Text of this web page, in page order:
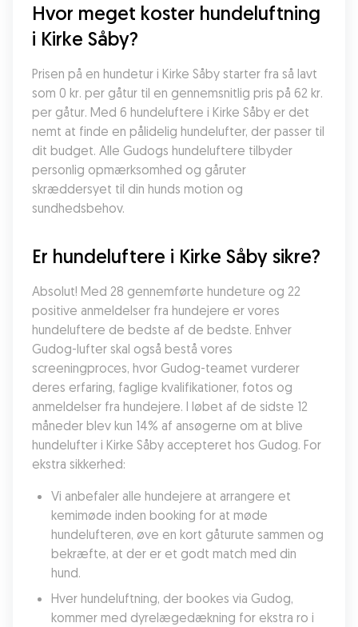
Hvor meget koster hundeluftning
i Kirke Såby?
Prisen på en hundetur i Kirke Såby starter fra så lavt
som 0 kr. per gåtur til en gennemsnitlig pris på 62 kr.
per gåtur. Med 6 hundeluftere i Kirke Såby er det
nemt at finde en pålidelig hundelufter, der passer til
dit budget. Alle Gudogs hundeluftere tilbyder
personlig opmærksomhed og gåruter
skræddersyet til din hunds motion og
sundhedsbehov.
Er hundeluftere i Kirke Såby sikre?
Absolut! Med 28 gennemførte hundeture og 22
positive anmeldelser fra hundejere er vores
hundeluftere de bedste af de bedste. Enhver
Gudog-lufter skal også bestå vores
screeningproces, hvor Gudog-teamet vurderer
deres erfaring, faglige kvalifikationer, fotos og
anmeldelser fra hundejere. I løbet af de sidste 12
måneder blev kun 14% af ansøgerne om at blive
hundelufter i Kirke Såby accepteret hos Gudog. For
ekstra sikkerhed:
Vi anbefaler alle hundejere at arrangere et
kemimøde inden booking for at møde
hundelufteren, øve en kort gåturute sammen og
bekræfte, at der er et godt match med din
hund.
Hver hundeluftning, der bookes via Gudog,
kommer med dyrelægedækning for ekstra ro i